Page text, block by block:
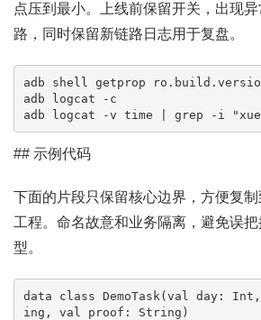
点压到最小。上线前保留开关，出现
路，同时保留新链路日志用于复盘。
adb shell getprop
adb logcat -c
adb logcat -v time | grep -i
## 示例代码
下面的片段只保留核心边界，方便复
工程。命名故意和业务隔离，避免误
型。
data class DemoTask(val day:
ing, val proof: String)